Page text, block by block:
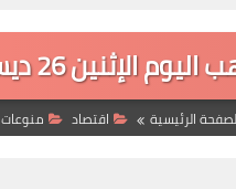
26 ديسمبر 2016 في السوق العربية.
الرئيسية اقتصاد منوعات